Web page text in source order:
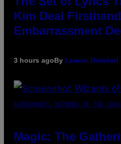
Kim Deal Firsthand
Embarrassment
3 hours agoBy Lauren Boisvert
SCREENSHOT: WIZARDS OF THE
Magic: The